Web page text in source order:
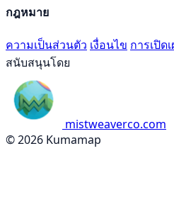
กฎหมาย
ความเป็นส่วนตัว เงื่อนไข การเปิด
สนับสนุนโดย
mistweaverco.com
© 2026 Kumamap